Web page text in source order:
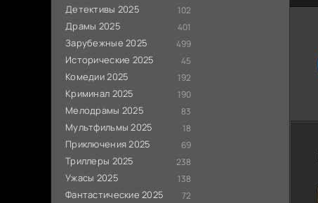
Детективы 2025 102
Драмы 2025 401
Зарубежные 2025 499
Исторические 2025 45
Комедии 2025 192
Криминал 2025 190
Мелодрамы 2025 83
Мультфильмы 2025 18
Приключения 2025 69
Триллеры 2025 238
Ужасы 2025 138
Фантастические 2025 72